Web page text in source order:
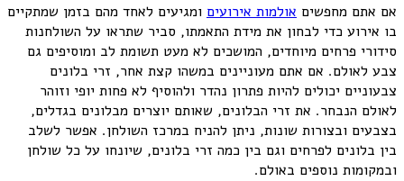
אם אתם מחפשים אולמות אירועים ומגיעים לאחד מהם בזמן שמתקיים
בו אירוע כדי לבחון את מידת התאמתו, סביר שתראו על השולחנות
סידורי פרחים מיוחדים, המושכים לא מעט תשומת לב ומוסיפים גם
צבע לאולם. אם אתם מעוניינים במשהו קצת אחר, זרי בלונים
צבעוניים יכולים להיות פתרון נהדר ולהוסיף לא פחות יופי וזוהר
לאולם הנבחר. את זרי הבלונים, שאותם יוצרים מבלונים בגדלים,
בצבעים ובצורות שונות, ניתן להניח במרכז השולחן. אפשר לשלב
בין בלונים לפרחים וגם בין כמה זרי בלונים, שיונחו על כל שולחן
ובמקומות נוספים באולם.